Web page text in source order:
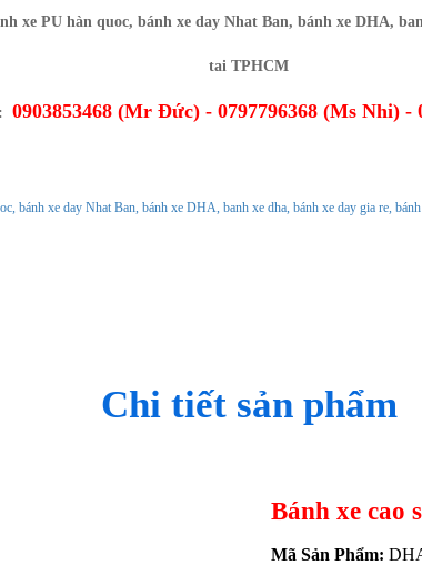
0903853468 (Mr Đức) - 0797796368 (Ms Nhi) -
Chi tiết sản phẩm
Bánh xe cao
Mã Sản Phẩm: